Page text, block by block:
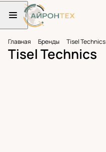
Главная Бренды Tisel Technics
Tisel Technics